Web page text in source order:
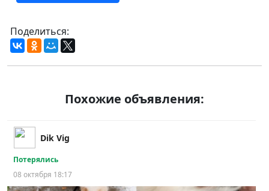
Поделиться:
Похожие объявления:
Dik Vig
Потерялись
08 октября 18:17